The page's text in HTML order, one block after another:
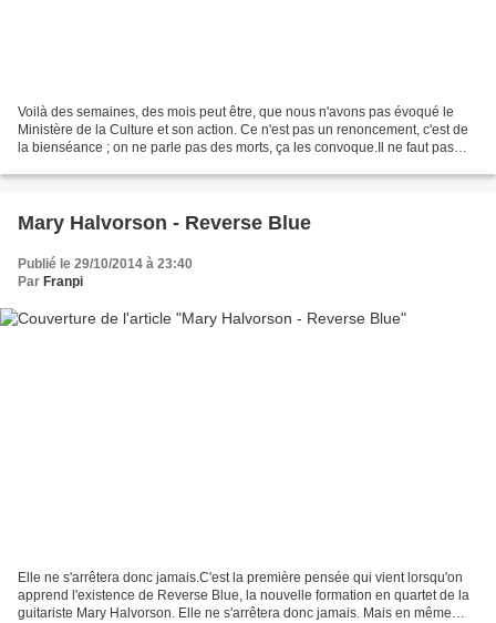
Voilà des semaines, des mois peut être, que nous n'avons pas évoqué le
Ministère de la Culture et son action. Ce n'est pas un renoncement, c'est de
la bienséance ; on ne parle pas des morts, ça les convoque.Il ne faut pas
Mary Halvorson - Reverse Blue
Publié le 29/10/2014 à 23:40
Par Franpi
Elle ne s'arrêtera donc jamais.C'est la première pensée qui vient lorsqu'on
apprend l'existence de Reverse Blue, la nouvelle formation en quartet de la
guitariste Mary Halvorson. Elle ne s'arrêtera donc jamais. Mais en même